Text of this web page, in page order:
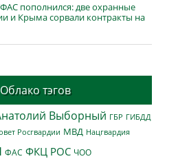
пополнился: две охранные
и Крыма сорвали контракты на
Облако тэгов
Выборный ГБР ГИБДД
Росгвардии МВД Нацгвардия
ФАС ФКЦ РОС ЧОО